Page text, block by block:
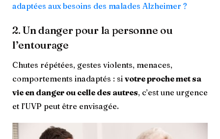
adaptées aux besoins des malades Alzheimer ?
2. Un danger pour la personne ou
l’entourage
Chutes répétées, gestes violents, menaces,
comportements inadaptés : si votre proche met sa
vie en danger ou celle des autres, c’est une urgence
et l’UVP peut être envisagée.